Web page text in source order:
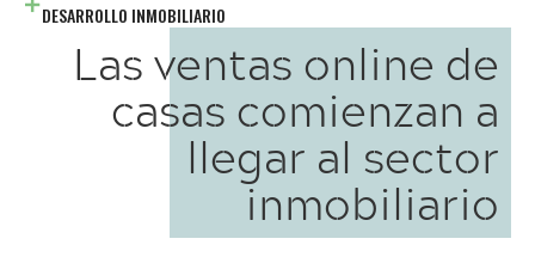
DESARROLLO INMOBILIARIO
Las ventas online de
casas comienzan a
llegar al sector
inmobiliario